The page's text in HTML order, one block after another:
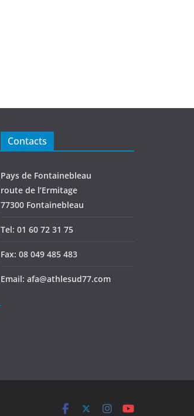
Contacts
Pays de Fontainebleau
route de l’Ermitage
77300 Fontainebleau
Tel: 01 60 72 31 75
Fax: 08 049 485 483
Email: afa@athlesud77.com